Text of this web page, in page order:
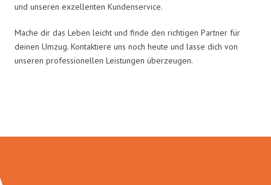
und unseren exzellenten Kundenservice.
Mache dir das Leben leicht und finde den richtigen Partner für
deinen Umzug. Kontaktiere uns noch heute und lasse dich von
unseren professionellen Leistungen überzeugen.